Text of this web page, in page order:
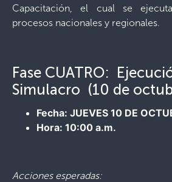
Capacitación, el cual se
procesos nacionales y regionales.
Fase CUATRO:
Simulacro (10 de
Fecha: JUEVES 10 DE
Hora: 10:00 a.m.
Acciones esperadas: